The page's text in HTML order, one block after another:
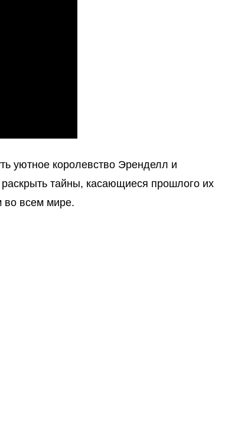
уютное королевство Эренделл и
тайны, касающиеся прошлого их
во всем мире.